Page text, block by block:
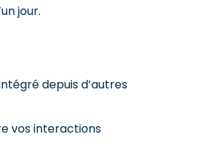
jour.
depuis d’autres
vos interactions